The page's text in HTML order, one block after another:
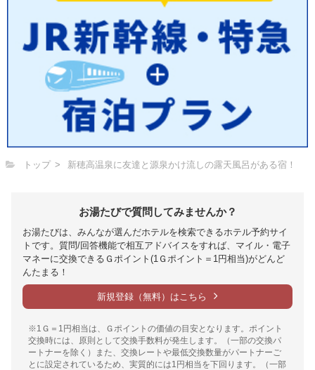
トップ 新穂高温泉に友達と源泉かけ流しの露天風呂がある宿！
お湯たびで質問してみませんか？
お湯たびは、みんなが選んだホテルを検索できるホテル予約サイ
トです。質問/回答機能で相互アドバイスをすれば、マイル・電子
マネーに交換できるＧポイント(1Ｇポイント＝1円相当)がどんど
んたまる！
新規登録（無料）はこちら
※1Ｇ＝1円相当は、Ｇポイントの価値の目安となります。ポイント
交換時には、原則として交換手数料が発生します。（一部の交換パ
ートナーを除く）また、交換レートや最低交換数量がパートナーご
とに設定されているため、実質的には1円相当を下回ります。（一部